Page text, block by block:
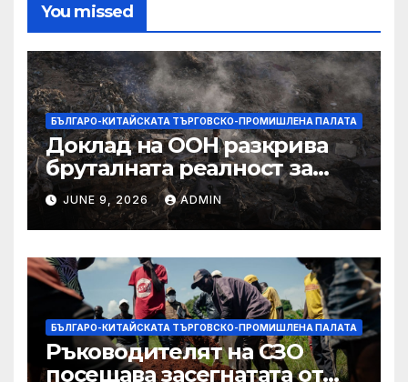
You missed
БЪЛГАРО-КИТАЙСКАТА ТЪРГОВСКО-ПРОМИШЛЕНА ПАЛАТА
Доклад на ООН разкрива
бруталната реалност за
палестинците в Газа,
Западния бряг
JUNE 9, 2026 ADMIN
БЪЛГАРО-КИТАЙСКАТА ТЪРГОВСКО-ПРОМИШЛЕНА ПАЛАТА
Ръководителят на СЗО
посещава засегнатата от